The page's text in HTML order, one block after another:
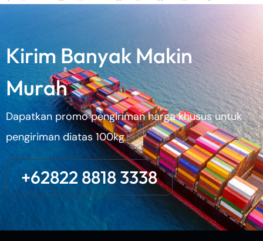
Kirim Banyak Makin
Murah
Dapatkan promo pengiriman harga khusus untuk
pengiriman diatas 100kg
+62822 8818 3338